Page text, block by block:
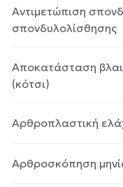
Αντιμετώπιση
σπονδυλολίσθησης
Αποκατάσταση
(κότσι)
Αρθροπλαστική
Αρθροσκόπηση